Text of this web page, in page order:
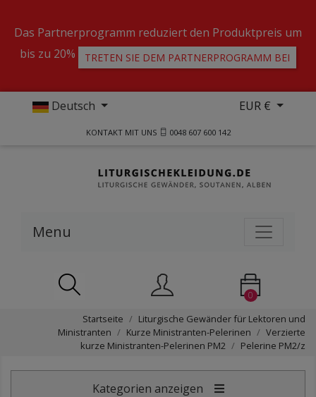
Das Partnerprogramm reduziert den Produktpreis um
bis zu 20%
TRETEN SIE DEM PARTNERPROGRAMM BEI
Deutsch EUR €
KONTAKT MIT UNS 0048 607 600 142
Menu
0
Startseite
Liturgische Gewänder für Lektoren und
Ministranten
Kurze Ministranten-Pelerinen
Verzierte
kurze Ministranten-Pelerinen PM2
Pelerine PM2/z
Kategorien anzeigen